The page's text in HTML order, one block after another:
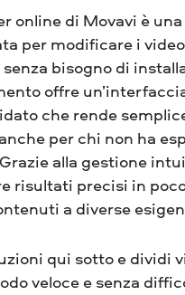
online di Movavi è
per modificare i
bisogno di
offre
che rende
per chi non ha
alla gestione
risultati precisi in
a diverse
qui sotto e dividi
veloce e senza